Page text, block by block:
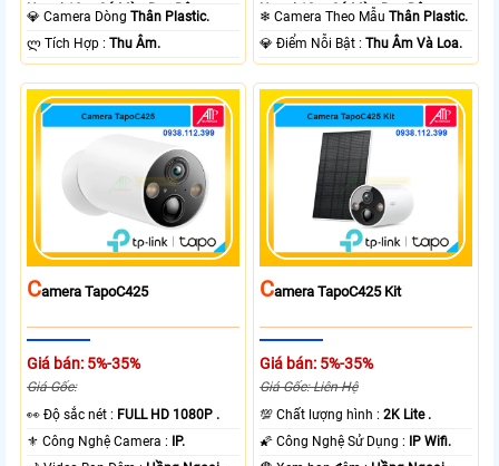
Ngoại 10m Có Màu Ban Ðêm.
💎 Camera DòngThân Plastic.
️ლ Tích Hợp :Thu Âm.
Ngoại 10m Có Màu Ban Ðêm.
❄ Camera Theo MẫuThân Plastic.
️💎 Điểm Nỗi Bật :Thu Âm Và Loa.
CAmera TapoC425
Giá bán: 5%-35%
Giá Gốc:
️👀 Độ sắc nét : FULL HD 1080P .
⚜️ Công Nghệ Camera :
IP.
CAmera TapoC425 Kit
Giá bán: 5%-35%
Giá Gốc: Liên Hệ
💯 Chất lượng hình :2K Lite .
🌠 Công Nghệ Sử Dụng :
IP Wifi.